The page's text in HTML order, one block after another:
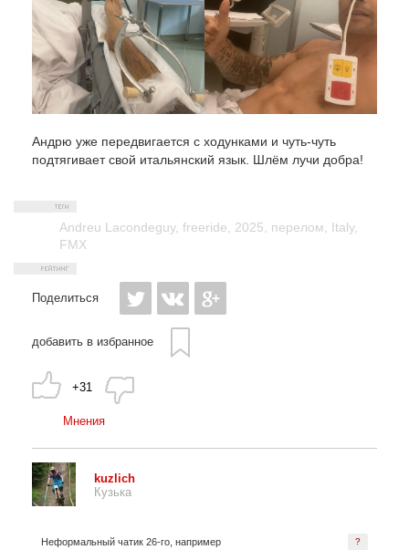
Андрю уже передвигается с ходунками и чуть-чуть
подтягивает свой итальянский язык. Шлём лучи добра!
Andreu Lacondeguy, freeride 2025 перелом Italy,
FMX
Поделиться
добавить в избранное
+31
Мнения
kuzlich
Кузька
?
Неформальный чатик 26-го, например